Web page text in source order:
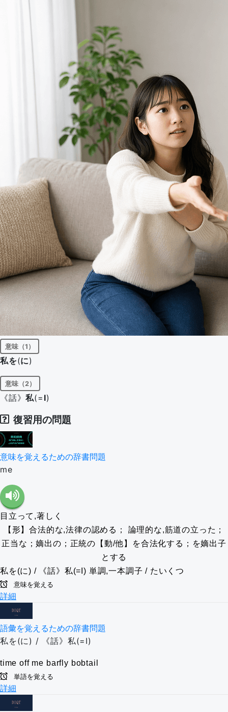
意味（1）
私を(に)
意味（2）
《話》私(= I)
復習用の問題
意味を覚えるための辞書問題
me
目立って,著しく
【形】合法的な,法律の認める； 論理的な,筋道の立った；
正当な；嫡出の；正統の【動/他】を合法化する；を嫡出子
とする
私を(に) / 《話》私(=I) 単調,一本調子 / たいくつ
意味を覚える
詳細
語彙を覚えるための辞書問題
私を(に) / 《話》私(=I)
time off me barfly bobtail
単語を覚える
詳細